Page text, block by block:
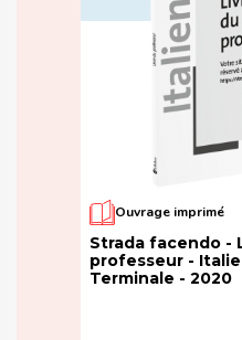
Ouvrage imprimé
Strada facendo -
professeur -
Terminale - 2020